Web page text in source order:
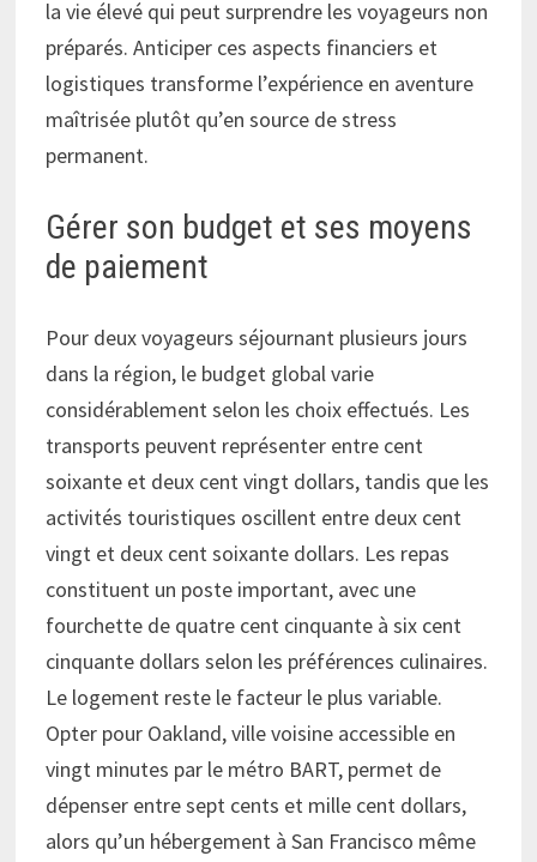
la vie élevé qui peut surprendre les voyageurs non
préparés. Anticiper ces aspects financiers et
logistiques transforme l’expérience en aventure
maîtrisée plutôt qu’en source de stress
permanent.
Gérer son budget et ses moyens
de paiement
Pour deux voyageurs séjournant plusieurs jours
dans la région, le budget global varie
considérablement selon les choix effectués. Les
transports peuvent représenter entre cent
soixante et deux cent vingt dollars, tandis que les
activités touristiques oscillent entre deux cent
vingt et deux cent soixante dollars. Les repas
constituent un poste important, avec une
fourchette de quatre cent cinquante à six cent
cinquante dollars selon les préférences culinaires.
Le logement reste le facteur le plus variable.
Opter pour Oakland, ville voisine accessible en
vingt minutes par le métro BART, permet de
dépenser entre sept cents et mille cent dollars,
alors qu’un hébergement à San Francisco même